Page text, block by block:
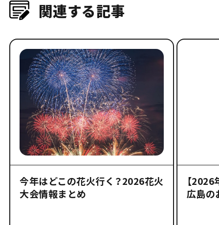
関連する記事
今年はどこの花火行く？2026花火
大会情報まとめ
【
広島の